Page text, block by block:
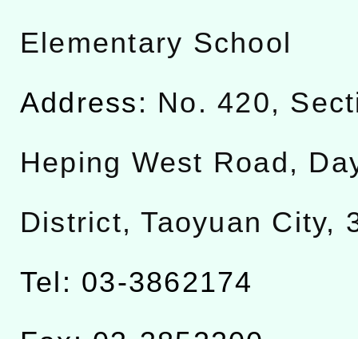
Elementary School
Address: No. 420,
Heping West Road,
District, Taoyuan City,
Tel: 03-3862174